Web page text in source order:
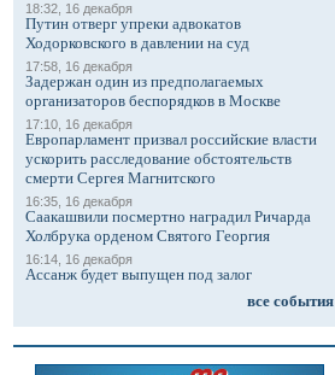
18:32, 16 декабря
Путин отверг упреки адвокатов
Ходорковского в давлении на суд
17:58, 16 декабря
Задержан один из предполагаемых
организаторов беспорядков в Москве
17:10, 16 декабря
Европарламент призвал российские власти
ускорить расследование обстоятельств
смерти Сергея Магнитского
16:35, 16 декабря
Саакашвили посмертно наградил Ричарда
Холбрука орденом Святого Георгия
16:14, 16 декабря
Ассанж будет выпущен под залог
все события